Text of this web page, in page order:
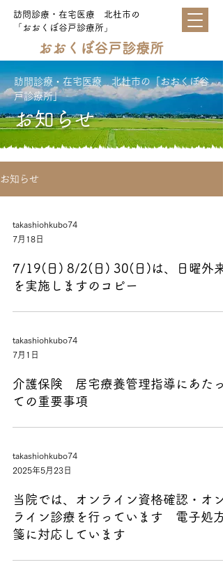
訪問診療・在宅医療 北杜市の
「おおくぼ谷戸診療所」
おおくぼ谷戸診療所
訪問診療・在宅医療 北杜市の「おおくぼ谷
戸診療所」
お知らせ
お知らせ
takashiohkubo74
7月18日
7/19(日) 8/2(日) 30(日)は、日曜外来
を実施しますのコピー
takashiohkubo74
7月1日
介護保険 居宅療養管理指導にあたっ
ての重要事項
takashiohkubo74
2025年5月23日
当院では、オンライン資格確認・オン
ライン診療を行っています 電子処方
箋に対応しています